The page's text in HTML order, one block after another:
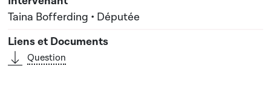
Taina Bofferding • Députée
Question